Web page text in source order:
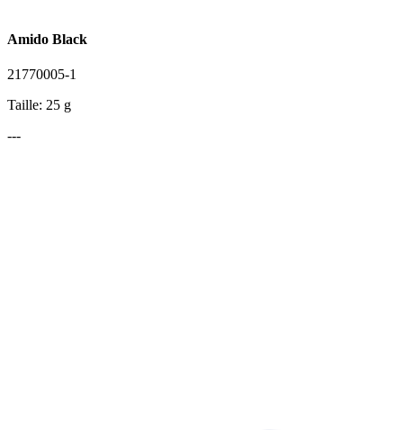
Amido Black
21770005-1
Taille: 25 g
---